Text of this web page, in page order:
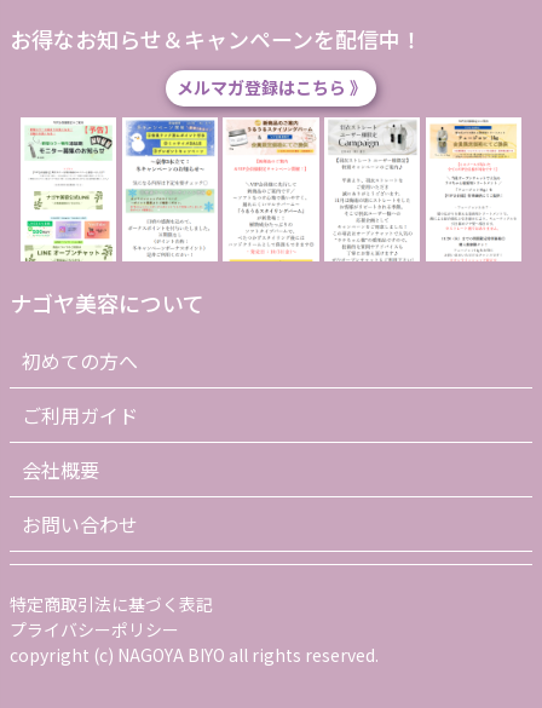
お得なお知らせ＆キャンペーンを配信中！
メルマガ登録はこちら 》
ナゴヤ美容について
初めての方へ
ご利用ガイド
会社概要
お問い合わせ
特定商取引法に基づく表記
プライバシーポリシー
copyright (c) NAGOYA BIYO all rights reserved.